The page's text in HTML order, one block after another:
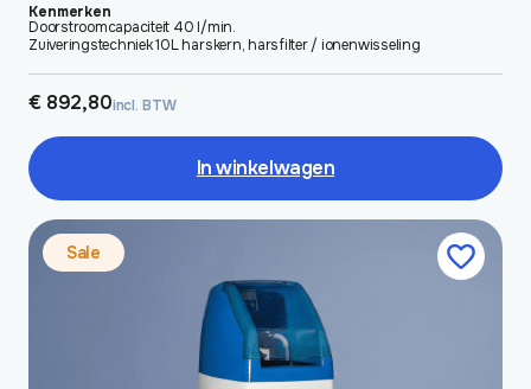
Kenmerken
Doorstroomcapaciteit 40 l/min.
Zuiveringstechniek 10L harskern, harsfilter / ionenwisseling
€892,80incl. BTW
In winkelwagen